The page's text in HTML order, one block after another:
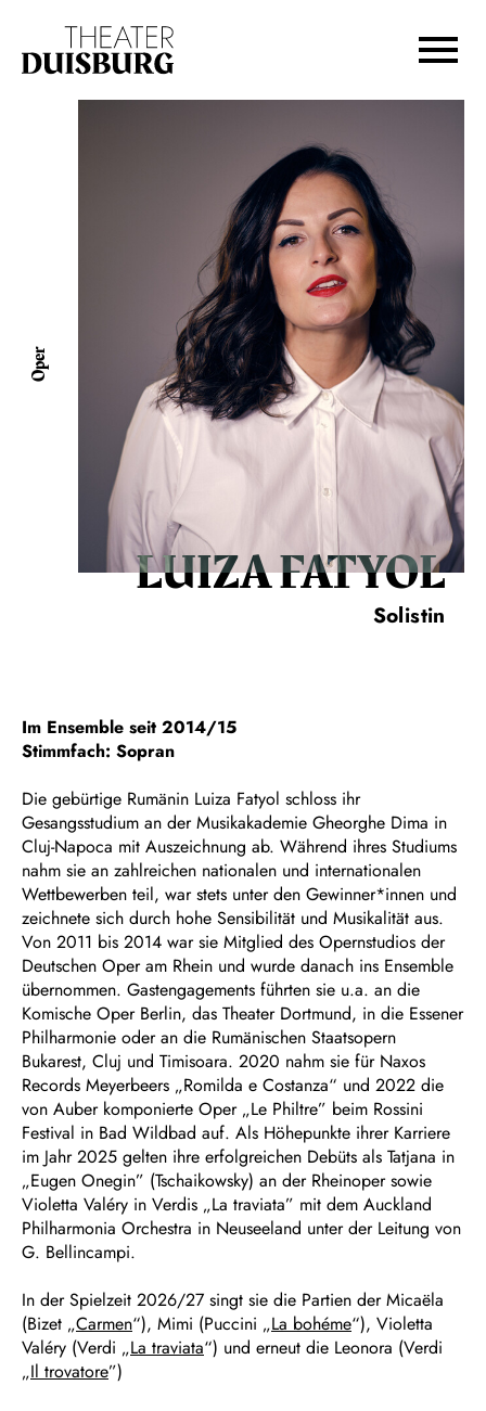
Zur Hauptnavigation springen
Zum Footer springen
Oper
LUIZA FATYOL
Solistin
Im Ensemble seit 2014/15
Stimmfach: Sopran
Die gebürtige Rumänin Luiza Fatyol schloss ihr
Gesangsstudium an der Musikakademie Gheorghe Dima in
Cluj-Napoca mit Auszeichnung ab. Während ihres Studiums
nahm sie an zahlreichen nationalen und internationalen
Wettbewerben teil, war stets unter den Gewinner*innen und
zeichnete sich durch hohe Sensibilität und Musikalität aus.
Von 2011 bis 2014 war sie Mitglied des Opernstudios der
Deutschen Oper am Rhein und wurde danach ins Ensemble
übernommen. Gastengagements führten sie u.a. an die
Komische Oper Berlin, das Theater Dortmund, in die Essener
Philharmonie oder an die Rumänischen Staatsopern
Bukarest, Cluj und Timisoara. 2020 nahm sie für Naxos
Records Meyerbeers „Romilda e Costanza“ und 2022 die
von Auber komponierte Oper „Le Philtre” beim Rossini
Festival in Bad Wildbad auf. Als Höhepunkte ihrer Karriere
im Jahr 2025 gelten ihre erfolgreichen Debüts als Tatjana in
„Eugen Onegin” (Tschaikowsky) an der Rheinoper sowie
Violetta Valéry in Verdis „La traviata” mit dem Auckland
Philharmonia Orchestra in Neuseeland unter der Leitung von
G. Bellincampi.
In der Spielzeit 2026/27 singt sie die Partien der Micaëla
(Bizet „Carmen“), Mimi (Puccini „La bohéme“), Violetta
Valéry (Verdi „La traviata“) und erneut die Leonora (Verdi
„Il trovatore”)